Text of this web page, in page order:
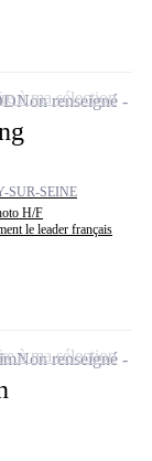
SUR-SEINE
H/F
le leader français
Non renseigné
à ma sélection
Non renseigné
à ma sélection